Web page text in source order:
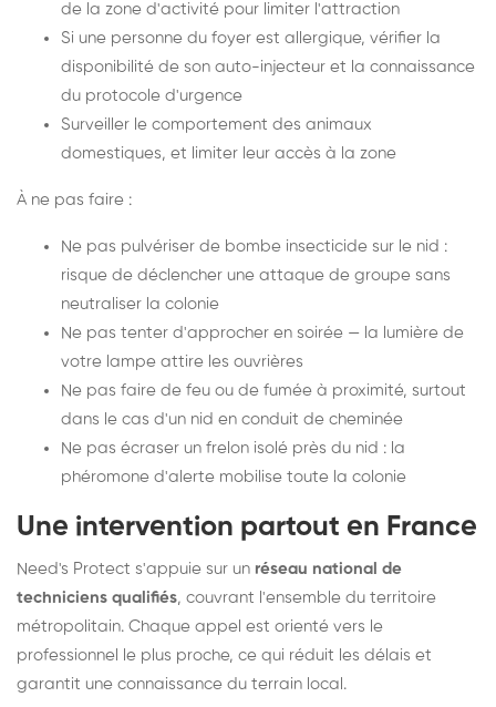
de la zone d'activité pour limiter l'attraction
Si une personne du foyer est allergique, vérifier la
disponibilité de son auto-injecteur et la connaissance
du protocole d'urgence
Surveiller le comportement des animaux
domestiques, et limiter leur accès à la zone
À ne pas faire :
Ne pas pulvériser de bombe insecticide sur le nid :
risque de déclencher une attaque de groupe sans
neutraliser la colonie
Ne pas tenter d'approcher en soirée — la lumière de
votre lampe attire les ouvrières
Ne pas faire de feu ou de fumée à proximité, surtout
dans le cas d'un nid en conduit de cheminée
Ne pas écraser un frelon isolé près du nid : la
phéromone d'alerte mobilise toute la colonie
Une intervention partout en France
Need's Protect s'appuie sur un réseau national de
techniciens qualifiés, couvrant l'ensemble du territoire
métropolitain. Chaque appel est orienté vers le
professionnel le plus proche, ce qui réduit les délais et
garantit une connaissance du terrain local.